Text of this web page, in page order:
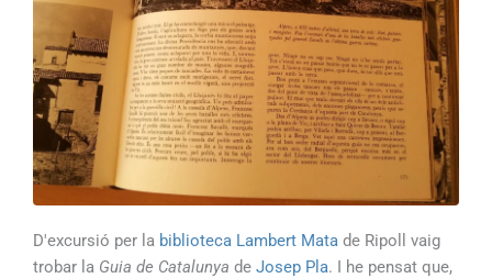
D'excursió per la biblioteca Lambert Mata de Ripoll vaig
trobar la Guia de Catalunya de Josep Pla. I he pensat que,